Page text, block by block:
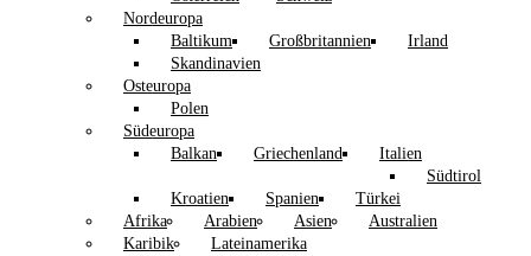
Nordeuropa
Baltikum
Großbritannien
Irland
Skandinavien
Osteuropa
Polen
Südeuropa
Balkan
Griechenland
Italien
Südtirol
Kroatien
Spanien
Türkei
Afrika
Arabien Asien
Australien
Karibik
Lateinamerika